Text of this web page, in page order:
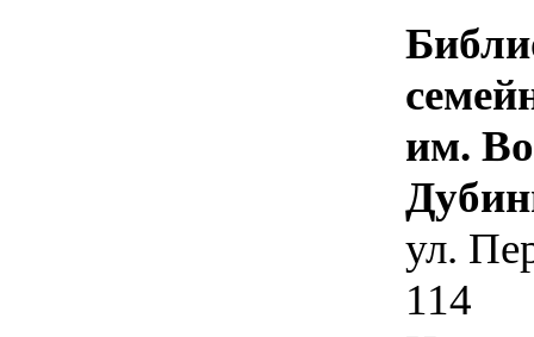
им.
ул.
114